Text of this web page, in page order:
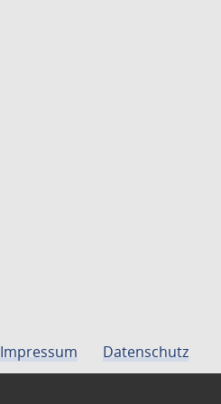
Impressum Datenschutz